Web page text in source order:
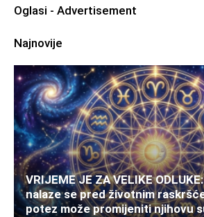
Oglasi - Advertisement
Najnovije
VRIJEME JE ZA VELIKE
nalaze se pred životnim
potez može promijeniti njihovu